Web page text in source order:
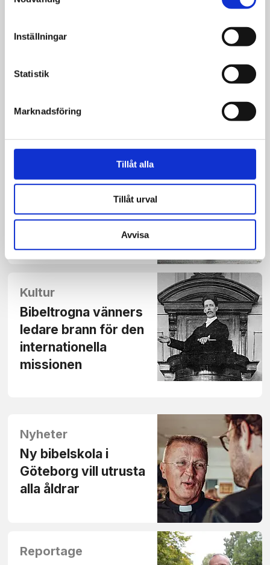
Inställningar
Statistik
Marknadsföring
Tillåt alla
Tillåt urval
Avvisa
Elsie fick ett liv med
dramatik
miljonbidrag
Kultur
Bibeltrogna vänners
ledare brann för den
internationella
missionen
Nyheter
Ny bibelskola i
Göteborg vill utrusta
alla åldrar
Reportage